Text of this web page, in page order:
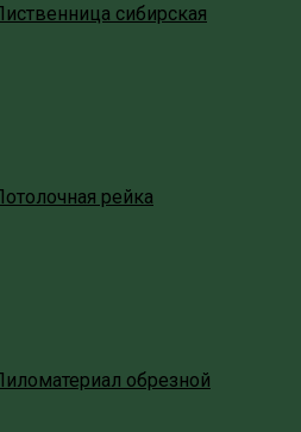
сибирская
рейка
обрезной